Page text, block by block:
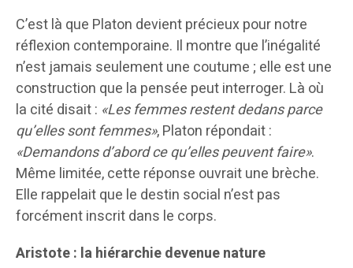
C’est là que Platon devient précieux pour notre
réflexion contemporaine. Il montre que l’inégalité
n’est jamais seulement une coutume ; elle est une
construction que la pensée peut interroger. Là où
la cité disait : «Les femmes restent dedans parce
qu’elles sont femmes», Platon répondait :
«Demandons d’abord ce qu’elles peuvent faire».
Même limitée, cette réponse ouvrait une brèche.
Elle rappelait que le destin social n’est pas
forcément inscrit dans le corps.
Aristote : la hiérarchie devenue nature